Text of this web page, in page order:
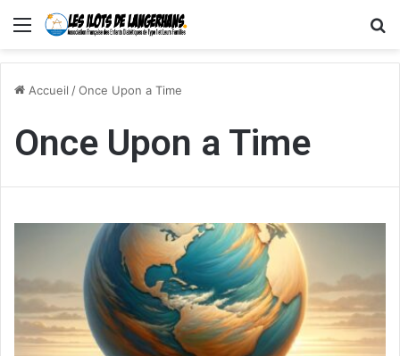
Menu
Accueil /Once Upon a Time
Once Upon a Time